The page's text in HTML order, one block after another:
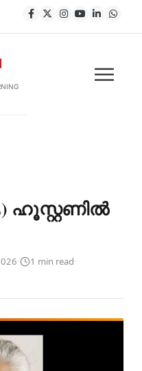
ഹൂസ്റ്റണിൽ
· 1 min read·